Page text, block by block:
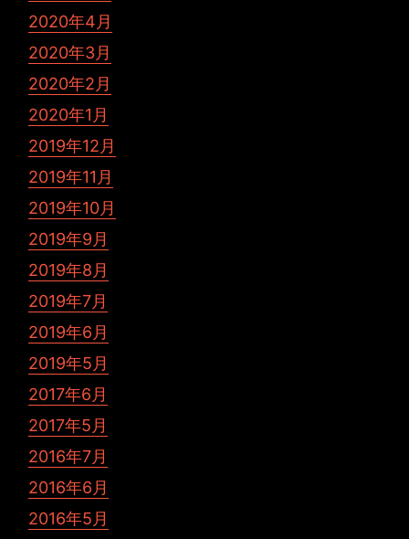
2020年4月
2020年3月
2020年2月
2020年1月
2019年12月
2019年11月
2019年10月
2019年9月
2019年8月
2019年7月
2019年6月
2019年5月
2017年6月
2017年5月
2016年7月
2016年6月
2016年5月